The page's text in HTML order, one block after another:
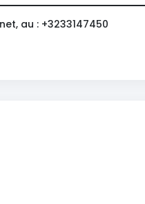
au : +3233147450